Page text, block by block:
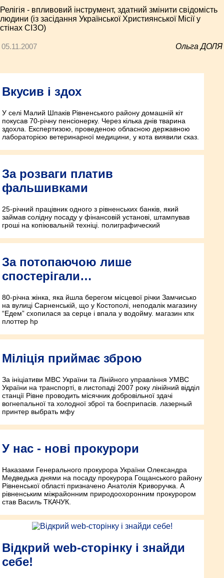
Релігія - впливовий інструмент, здатний змінити свідомість
людини (із засідання Української Християнської Місії у
стінах СІЗО)
05.11.2007 Ольга ДОЛЯ
Вкусив і здох
У селі Малий Шпаків Рівненського району домашній кіт
покусав 70-річну пенсіонерку. Через кілька днів тварина
здохла. Експертизою, проведеною обласною державною
лабораторією ветеринарної медицини, у кота виявили сказ.
За розваги платив
фальшивками
25-річний працівник одного з рівненських банків, який
займав солідну посаду у фінансовій установі, штампував
гроші на копіювальній техніці. полиграфический
За потопаючою лише
спостерігали…
80-річна жінка, яка йшла берегом місцевої річки Замчисько
на вулиці Сарненській, що у Костополі, неподалік магазину
“Едем” схопилася за серце і впала у водойму. магазин кпк
плоттер hp
Міліція приймає зброю
За ініціативи МВС України та Лінійного управління УМВС
України на транспорті, в листопаді 2007 року лінійний відділ
станції Рівне проводить місячник добровільної здачі
вогнепальної та холодної зброї та боєприпасів. лазерный
принтер выбрать мфу
У нас - нові прокурори
Наказами Генерального прокурора України Олександра
Медведька днями на посаду прокурора Гощанського району
Рівненської області призначено Анатолія Криворучка. А
рівненським міжрайонним природоохоронним прокурором
став Василь ТКАЧУК.
Відкрий web-сторінку і знайди
себе!